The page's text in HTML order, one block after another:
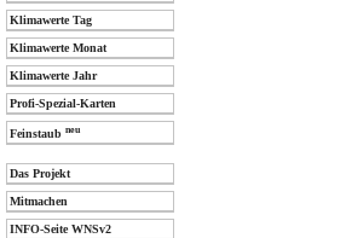
Klimawerte Tag
Klimawerte Monat
Klimawerte Jahr
Profi-Spezial-Karten
Feinstaub neu
Das Projekt
Mitmachen
INFO-Seite WNSv2